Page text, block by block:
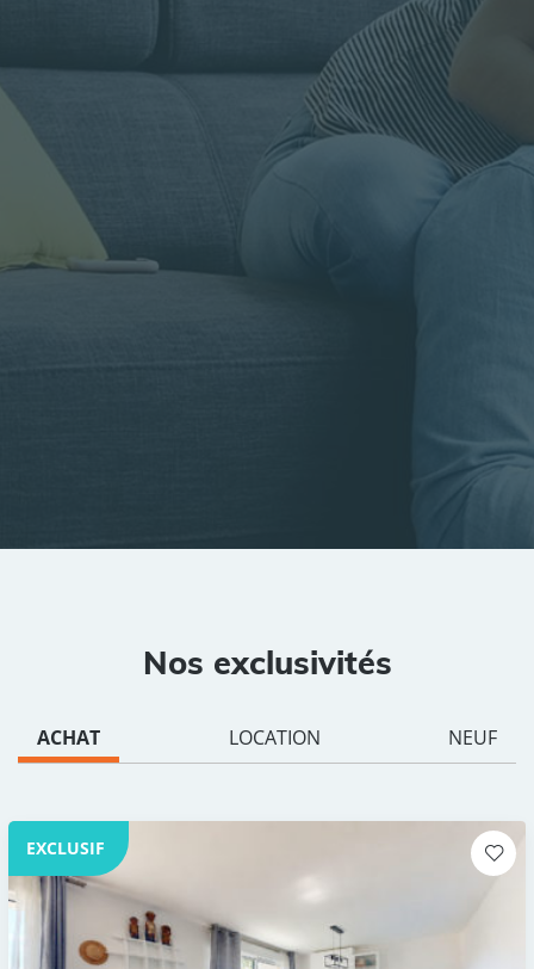
Rayon
Nos exclusivités
ACHAT LOCATION NEUF
EXCLUSIF